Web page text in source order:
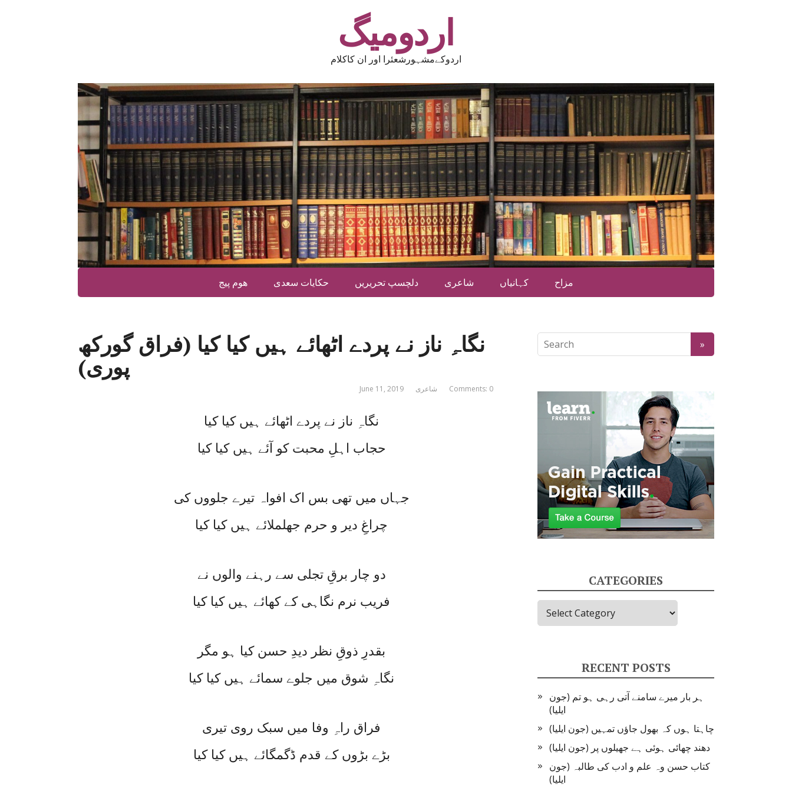
اردومیگ
اردوکےمشہورشعئرا اور ان کاکلام
ھوم پیج حکایات سعدی دلچسپ تحریریں شاعری کہانیاں مزاح
نگاہِ ناز نے پردے اٹھائے ہیں کیا کیا (فراق گورکھ
پوری)
June 11, 2019 شاعری Comments: 0
نگاہِ ناز نے پردے اٹھائے ہیں کیا کیا
حجاب اہلِ محبت کو آئے ہیں کیا کیا
جہاں میں تھی بس اک افواہ تیرے جلووں کی
چراغِ دیر و حرم جھلملائے ہیں کیا کیا
دو چار برقِ تجلی سے رہنے والوں نے
فریب نرم نگاہی کے کھائے ہیں کیا کیا
بقدرِ ذوقِ نظر دیدِ حسن کیا ہو مگر
نگاہِ شوق میں جلوے سمائے ہیں کیا کیا
فراق راہِ وفا میں سبک روی تیری
بڑے بڑوں کے قدم ڈگمگائے ہیں کیا کیا
CATEGORIES
Categories
RECENT POSTS
ہر بار میرے سامنے آتی رہی ہو تم (جون
ایلیا)
چاہتا ہوں کہ بھول جاؤں تمہیں (جون ایلیا)
دھند چھائی ہوئی ہے جھیلوں پر (جون ایلیا)
کتاب حسن وہ علم و ادب کی طالبہ (جون
ایلیا)